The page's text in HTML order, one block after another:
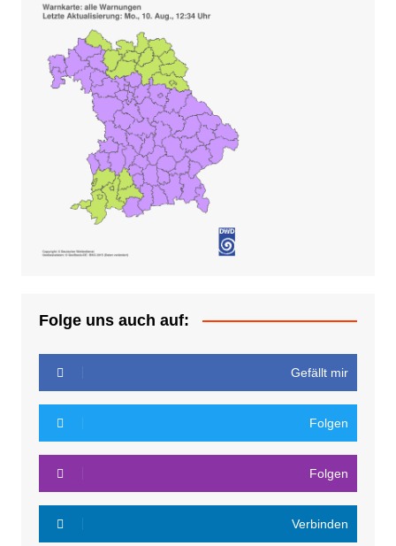
Folge uns auch auf:
Gefällt mir
Folgen
Folgen
Verbinden